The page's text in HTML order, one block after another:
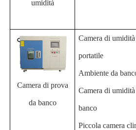
umidità
Camera di prova
da banco
Camera di
portatile
Ambiente da
Camera di
banco
Piccola camera